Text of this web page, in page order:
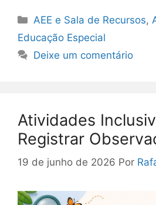
Categorias
AEE e Sala de Recursos,
Educação Especial
Deixe um comentário
Atividades
Registrar
19 de junho de 2026 Por